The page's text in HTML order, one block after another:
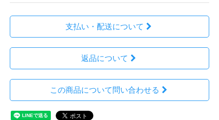
支払い・配送について
返品について
この商品について問い合わせる